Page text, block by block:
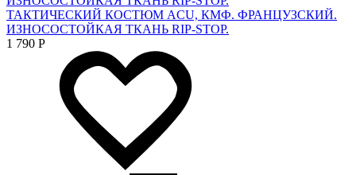
ТАКТИЧЕСКИЙ КОСТЮМ ACU, КМФ. ФРАНЦУЗСКИЙ.
ИЗНОСОСТОЙКАЯ ТКАНЬ RIP-STOP.
1 790 Р